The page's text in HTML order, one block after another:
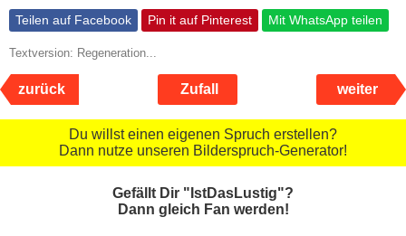
Teilen auf Facebook Pin it auf Pinterest Mit WhatsApp teilen
Textversion: Regeneration...
zurück Zufall weiter
Du willst einen eigenen Spruch erstellen?
Dann nutze unseren Bilderspruch-Generator!
Gefällt Dir "IstDasLustig"?
Dann gleich Fan werden!